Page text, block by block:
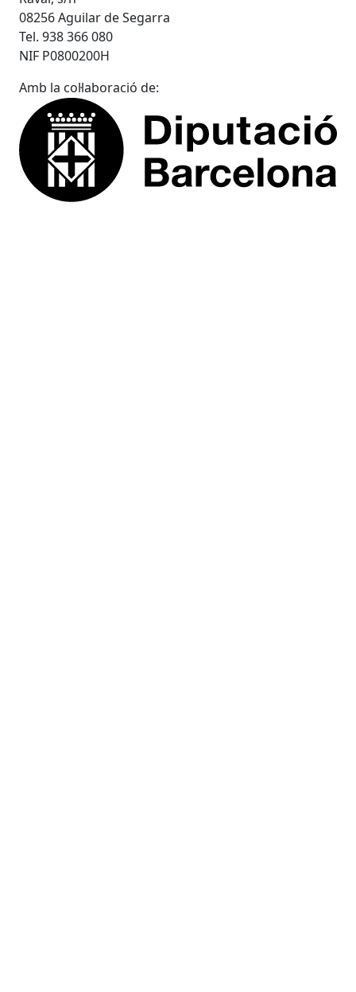
08256 Aguilar de Segarra
Tel. 938 366 080
NIF P0800200H
Amb la col·laboració de: